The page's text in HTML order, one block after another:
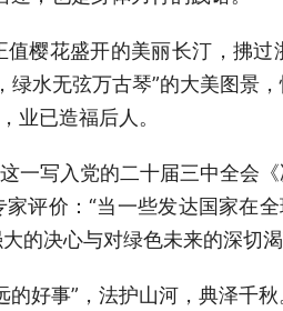
樱花盛开的美丽长汀，拂
水无弦万古琴”的大美图景
业已造福后人。
一写入党的二十届三中全会
评价：“当一些发达国家在
的决心与对绿色未来的深切渴
好事”，法护山河，典泽千秋